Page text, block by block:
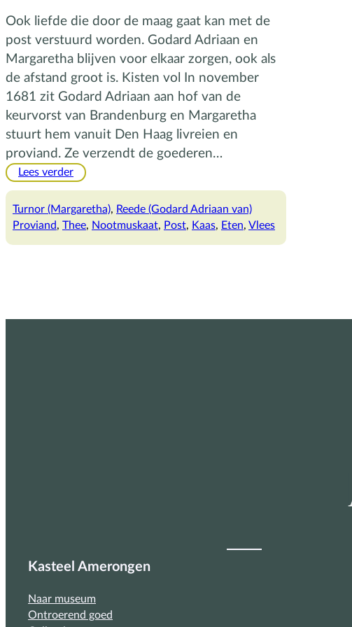
Ook liefde die door de maag gaat kan met de
post verstuurd worden. Godard Adriaan en
Margaretha blijven voor elkaar zorgen, ook als
de afstand groot is. Kisten vol In november
1681 zit Godard Adriaan aan hof van de
keurvorst van Brandenburg en Margaretha
stuurt hem vanuit Den Haag livreien en
proviand. Ze verzendt de goederen…
Lees verder:
post
Turnor (Margaretha), Reede (Godard Adriaan van)
Proviand, Thee, Nootmuskaat, Post, Kaas, Eten, Vlees
Kasteel Amerongen
Naar museum
Ontroerend goed